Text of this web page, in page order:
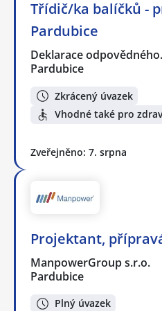
Třídič/ka balíčků -
Pardubice
Deklarace
Pardubice
Zkrácený úvazek
Vhodné také pro
Zveřejněno: 7. srpna
Projektant,
ManpowerGroup s.r.o.
Pardubice
Plný úvazek